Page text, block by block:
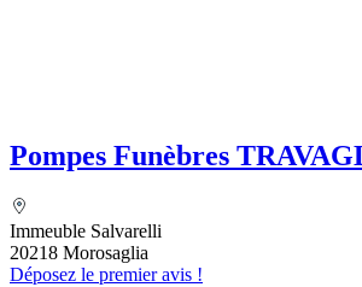
Pompes Funèbres
secondaire Pompes
Grégoire TRAVAGLINI
Immeuble Salvarelli
20218 Morosaglia
Déposez le premier avis !